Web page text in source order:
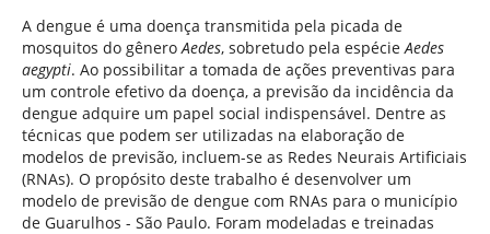
A dengue é uma doença transmitida pela picada de
mosquitos do gêneroAedes, sobretudo pela espécieAedes
aegypti. Ao possibilitar a tomada de ações preventivas para
um controle efetivo da doença, a previsão da incidência da
dengue adquire um papel social indispensável. Dentre as
técnicas que podem ser utilizadas na elaboração de
modelos de previsão, incluem-se as Redes Neurais Artificiais
(RNAs). O propósito deste trabalho é desenvolver um
modelo de previsão de dengue com RNAs para o município
de Guarulhos - São Paulo. Foram modeladas e treinadas